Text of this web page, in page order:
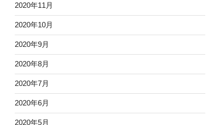
2020年11月
2020年10月
2020年9月
2020年8月
2020年7月
2020年6月
2020年5月